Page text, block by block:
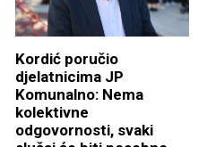
Kordić poručio
djelatnicima JP
Komunalno: Nema
kolektivne
odgovornosti, svaki